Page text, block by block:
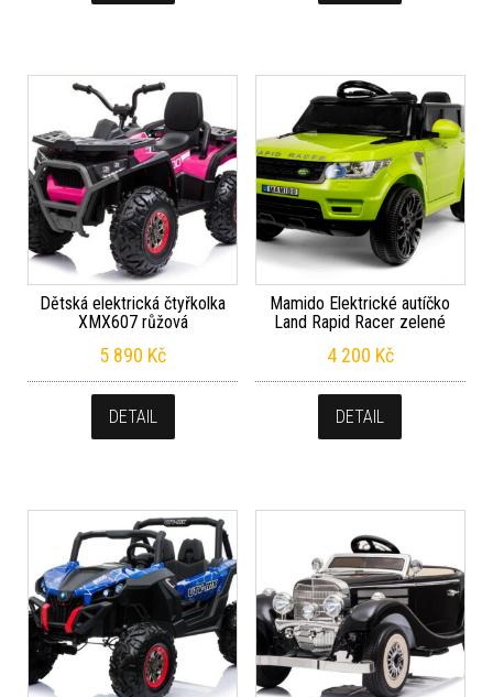
Dětská elektrická čtyřkolka
XMX607 růžová
5 890 Kč
DETAIL
Mamido Elektrické autíčko
Land Rapid Racer zelené
4 200 Kč
DETAIL